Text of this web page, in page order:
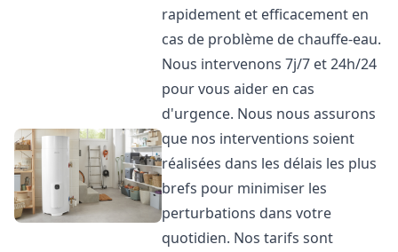
rapidement et efficacement en
cas de problème de chauffe-eau.
Nous intervenons 7j/7 et 24h/24
pour vous aider en cas
d'urgence. Nous nous assurons
que nos interventions soient
réalisées dans les délais les plus
brefs pour minimiser les
perturbations dans votre
quotidien. Nos tarifs sont